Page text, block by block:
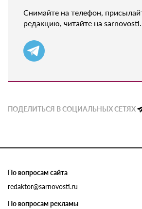
Снимайте на телефон,
редакцию, читайте на
ПОДЕЛИТЬСЯ В СОЦИАЛЬНЫХ СЕТЯХ
По вопросам сайта
redaktor@sarnovosti.ru
По вопросам рекламы